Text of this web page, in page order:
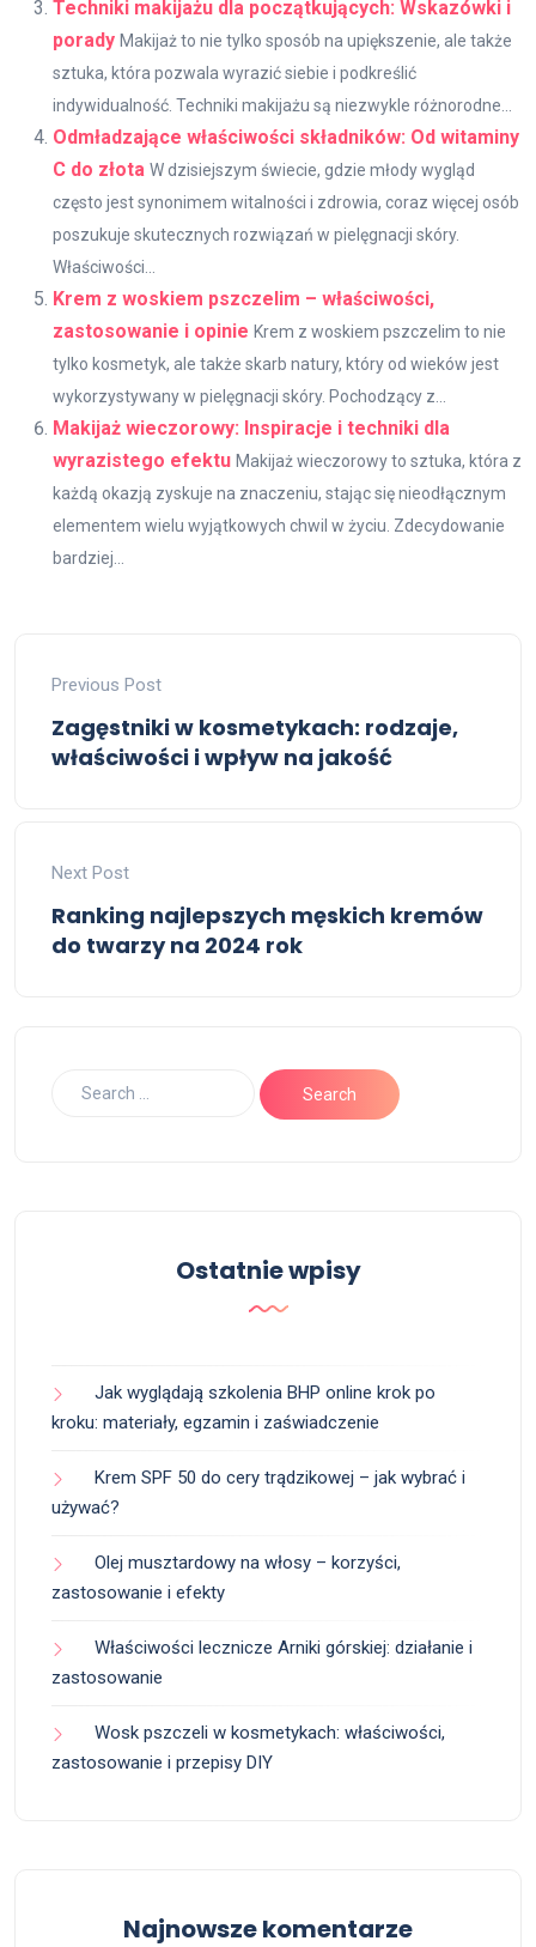
Techniki makijażu dla początkujących: Wskazówki i
porady Makijaż to nie tylko sposób na upiększenie, ale także
sztuka, która pozwala wyrazić siebie i podkreślić
indywidualność. Techniki makijażu są niezwykle różnorodne...
Odmładzające właściwości składników: Od witaminy
C do złota W dzisiejszym świecie, gdzie młody wygląd
często jest synonimem witalności i zdrowia, coraz więcej osób
poszukuje skutecznych rozwiązań w pielęgnacji skóry.
Właściwości...
Krem z woskiem pszczelim – właściwości,
zastosowanie i opinie Krem z woskiem pszczelim to nie
tylko kosmetyk, ale także skarb natury, który od wieków jest
wykorzystywany w pielęgnacji skóry. Pochodzący z...
Makijaż wieczorowy: Inspiracje i techniki dla
wyrazistego efektu Makijaż wieczorowy to sztuka, która z
każdą okazją zyskuje na znaczeniu, stając się nieodłącznym
elementem wielu wyjątkowych chwil w życiu. Zdecydowanie
bardziej...
Previous Post
Zagęstniki w kosmetykach: rodzaje,
właściwości i wpływ na jakość
Next Post
Ranking najlepszych męskich kremów
do twarzy na 2024 rok
Ostatnie wpisy
Jak wyglądają szkolenia BHP online krok po
kroku: materiały, egzamin i zaświadczenie
Krem SPF 50 do cery trądzikowej – jak wybrać i
używać?
Olej musztardowy na włosy – korzyści,
zastosowanie i efekty
Właściwości lecznicze Arniki górskiej: działanie i
zastosowanie
Wosk pszczeli w kosmetykach: właściwości,
zastosowanie i przepisy DIY
Najnowsze komentarze